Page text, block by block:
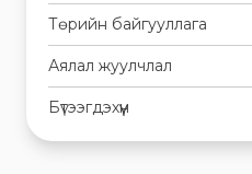
Төрийн байгууллага
Аялал жуулчлал
Бүтээгдэхүүн